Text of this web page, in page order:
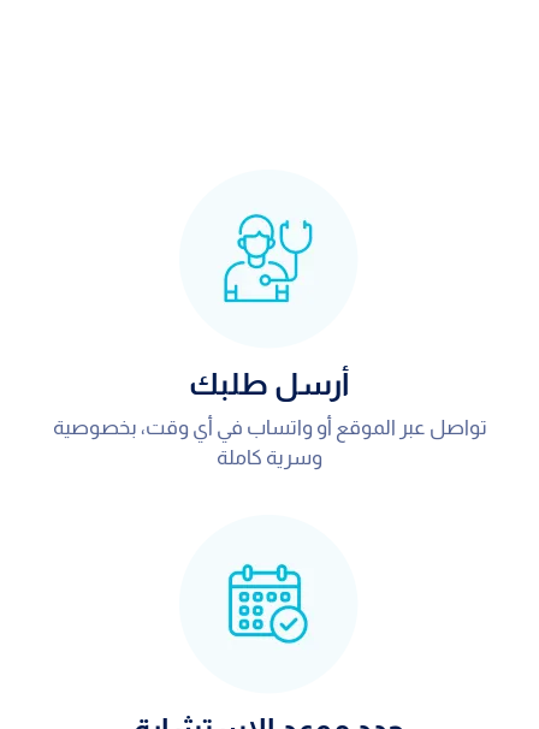
أرسل طلبك
تواصل عبر الموقع أو واتساب في أي وقت، بخصوصية
وسرية كاملة